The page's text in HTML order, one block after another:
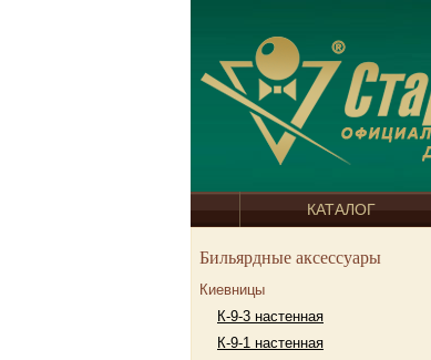
КАТАЛОГ
Бильярдные аксессуары
Киевницы
К-9-3 настенная
К-9-1 настенная